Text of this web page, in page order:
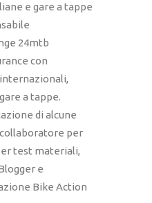
e gare a tappe
24mtb
con
a tappe.
di alcune
per
test materiali,
e
Bike Action